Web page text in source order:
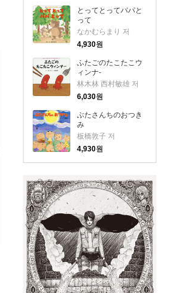
とってとってパパと
って
なかむらまり 저
4,930원
ふたごのたこたこウ
ィンナ-
林木林 西村敏雄 저
6,030원
ぶたさんちのおつき
み
板橋敦子 저
4,930원